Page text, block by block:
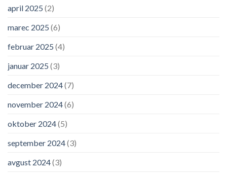
april 2025 (2)
marec 2025 (6)
februar 2025 (4)
januar 2025 (3)
december 2024(7)
november 2024(6)
oktober 2024(5)
september 2024(3)
avgust 2024(3)